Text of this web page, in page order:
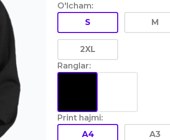
O'lcham:
S
M
2XL
Ranglar:
Print hajmi:
A4
A3